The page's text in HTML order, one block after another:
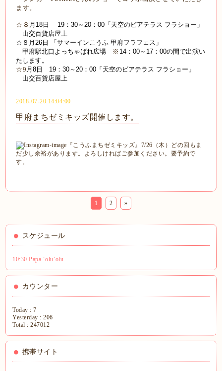
ます。
☆８ 月18日 19：30～20：00「天空のビアテラス フラショー」
山交百貨店屋上
☆８月26日 「サマーインこうふ 甲府フラフェス」
甲府駅北口よっちゃばれ広場
※ 14：00～17：00の間で出演い
たします。
☆9 月8日 19：30～20：00「天空のビアテラス フラショー」
山交百貨店屋上
2018-07-20 14:04:00
甲府まちゼミキッズ開催します。
『こうふまちゼミキッズ』7/26（木）どの回もま
だ少し余裕があります。よろしければご参加ください。要予約で
す。
1 2 »
スケジュール
10:30 Papa ʻoluʻolu
カウンター
Today :7
Yesterday :206
Total :247012
携帯サイト